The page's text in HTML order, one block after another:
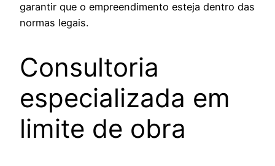
garantir que o empreendimento esteja dentro das
normas legais.
Consultoria
especializada em
limite de obra